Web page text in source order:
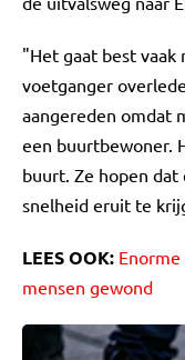
"Het gaat best vaak
voetganger
aangereden omdat
een buurtbewoner.
buurt. Ze hopen
snelheid eruit te
LEES OOK:
mensen gewond